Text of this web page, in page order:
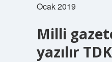
Ocak 2019
Milli
yazılır